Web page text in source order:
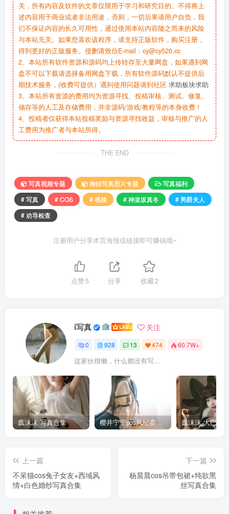
关，所有内容及软件的文章仅限用于学习和研究目的。不得将上
述内容用于商业或者非法用途，否则，一切后果请用户自负，我
们不保证内容的长久可用性，通过使用本站内容随之而来的风险
与本站无关。如果您喜欢该程序，请支持正版软件，购买注册，
得到更好的正版服务。侵删请致信E-mail：cy@cy520.cc
2、本站所有软件资源和源码均上传转存至大量网盘，如果遇到网
盘不可以下载请选择备用网盘下载，所有软件源码默认不提供后
期技术服务，(收费可提供）遇到使用问题请到社区 求助板块求助
3、本站所有资源的费用均为资源寻找、投稿审核、测试、修复、
储存等的人工及存储费用，并非源码/游戏/教程等的本身收费！
4、投稿者仅获得本站投稿奖励与资源寻找收益，审核与推广的人
工费用为推广者与本站所得。
THE END
写真视频专题 御姐写真照片专题
写真福利
# 写真
# COS # 视频 # 神楽坂真冬
# 男爵夫人
# 劝导检查
注册用户分享本页海报或链接即可赚钱哦~
点赞5 分享 收藏2
i写真 关注
0 928 13 474 60.7W+
这家伙很懒，什么都没有写...
蠢沫沫 写真合集 樱井宁宁cos风纪委员写真套图
上一篇
不呆猫cos兔子女友+西域风
情+白色婚纱写真合集
下一篇
杨晨晨cos吊带包裙+纯欲黑
丝写真合集